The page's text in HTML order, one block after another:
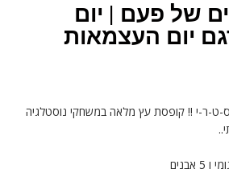
של פעם | יום
יום העצמאות
ט-ר-י !! קופסת עץ מלאה במשחקי נוסטלגיה